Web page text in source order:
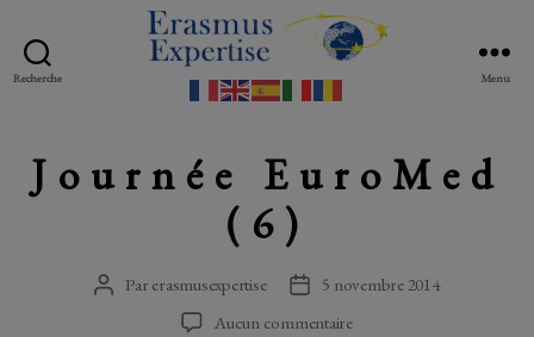
Recherche
Erasmus
Expertise
Menu
Journée EuroMed
(6)
Auteur
Parerasmusexpertise
Date5 novembre 2014
Aucun commentairesur